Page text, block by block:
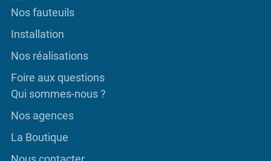
Nos fauteuils
Installation
Nos réalisations
Foire aux questions
Qui sommes-nous ?
Nos agences
La Boutique